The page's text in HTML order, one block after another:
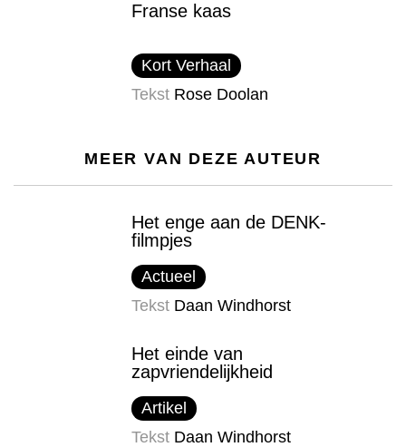
Franse kaas
Kort Verhaal
Tekst Rose Doolan
MEER VAN DEZE AUTEUR
Het enge aan de DENK-
filmpjes
Actueel
Tekst Daan Windhorst
Het einde van
zapvriendelijkheid
Artikel
Tekst Daan Windhorst